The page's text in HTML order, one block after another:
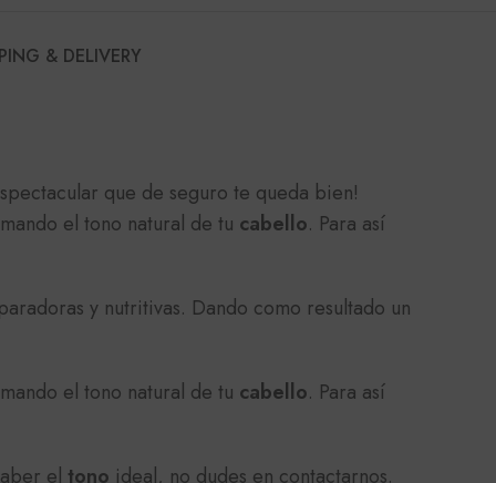
& DELIVERY
que de seguro te queda bien!
el tono natural de tu cabello. Para así
y nutritivas. Dando como resultado un
el tono natural de tu cabello. Para así
el tono ideal, no dudes en contactarnos.